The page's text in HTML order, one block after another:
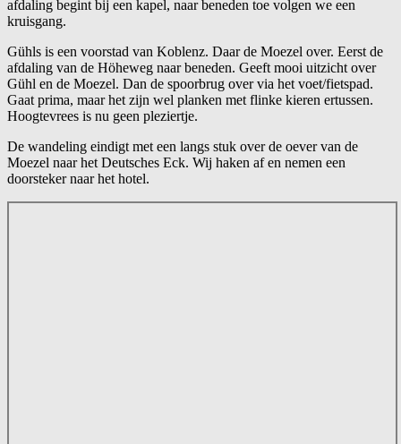
afdaling begint bij een kapel, naar beneden toe volgen we een
kruisgang.
Gühls is een voorstad van Koblenz. Daar de Moezel over. Eerst de
afdaling van de Höheweg naar beneden. Geeft mooi uitzicht over
Gühl en de Moezel. Dan de spoorbrug over via het voet/fietspad.
Gaat prima, maar het zijn wel planken met flinke kieren ertussen.
Hoogtevrees is nu geen pleziertje.
De wandeling eindigt met een langs stuk over de oever van de
Moezel naar het Deutsches Eck. Wij haken af en nemen een
doorsteker naar het hotel.